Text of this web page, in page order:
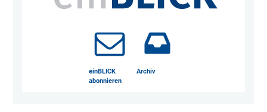
einBLICK
abonnieren
Archiv